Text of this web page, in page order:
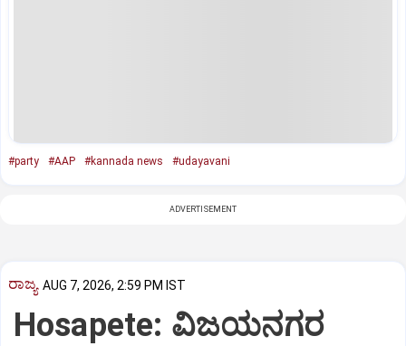
#party #AAP #kannada news #udayavani
ADVERTISEMENT
ರಾಜ್ಯ AUG 7, 2026, 2:59 PM IST
Hosapete: ವಿಜಯನಗರ